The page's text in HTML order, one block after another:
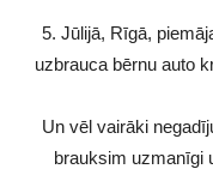
5. Jūlijā, Rīgā,
uzbrauca bērnu auto
Un vēl vairāki
brauksim uzmanīgi